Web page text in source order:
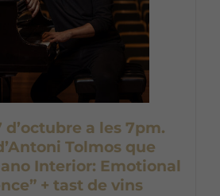
d’octubre a les 7pm.
Tolmos que
Interior: Emotional
+ tast de vins